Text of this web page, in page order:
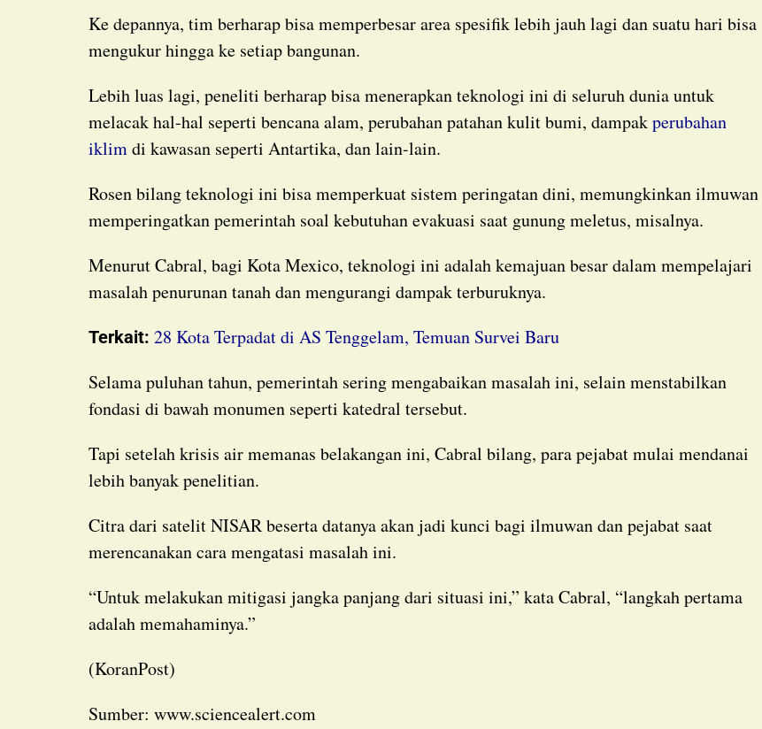
Ke depannya, tim berharap bisa memperbesar area spesifik lebih jauh lagi dan suatu hari bisa
mengukur hingga ke setiap bangunan.
Lebih luas lagi, peneliti berharap bisa menerapkan teknologi ini di seluruh dunia untuk
melacak hal-hal seperti bencana alam, perubahan patahan kulit bumi, dampakperubahan
iklimdi kawasan seperti Antartika, dan lain-lain.
Rosen bilang teknologi ini bisa memperkuat sistem peringatan dini, memungkinkan ilmuwan
memperingatkan pemerintah soal kebutuhan evakuasi saat gunung meletus, misalnya.
Menurut Cabral, bagi Kota Mexico, teknologi ini adalah kemajuan besar dalam mempelajari
masalah penurunan tanah dan mengurangi dampak terburuknya.
Terkait:28 Kota Terpadat di AS Tenggelam, Temuan Survei Baru
Selama puluhan tahun, pemerintah sering mengabaikan masalah ini, selain menstabilkan
fondasi di bawah monumen seperti katedral tersebut.
Tapi setelah krisis air memanas belakangan ini, Cabral bilang, para pejabat mulai mendanai
lebih banyak penelitian.
Citra dari satelit NISAR beserta datanya akan jadi kunci bagi ilmuwan dan pejabat saat
merencanakan cara mengatasi masalah ini.
“Untuk melakukan mitigasi jangka panjang dari situasi ini,” kata Cabral, “langkah pertama
adalah memahaminya.”
(KoranPost)
Sumber: www.sciencealert.com